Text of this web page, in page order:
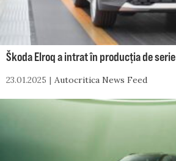
Škoda Elroq a intrat în producția de serie
23.01.2025 Autocritica News Feed